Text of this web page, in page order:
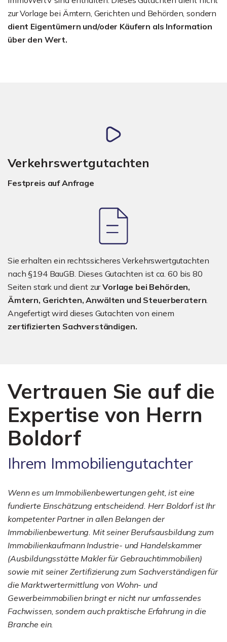
zur Vorlage bei Ämtern, Gerichten und Behörden, sondern
dient Eigentümern und/oder Käufern als Information
über den Wert.
Verkehrswertgutachten
Festpreis auf Anfrage
Sie erhalten ein rechtssicheres Verkehrswertgutachten
nach §194 BauGB. Dieses Gutachten ist ca. 60 bis 80
Seiten stark und dient zurVorlage bei Behörden,
Ämtern, Gerichten, Anwälten und Steuerberatern
Angefertigt wird dieses Gutachten von einem
zertifizierten Sachverständigen.
Vertrauen Sie auf die
Expertise von Herrn
Boldorf
Ihrem Immobiliengutachter
Wenn es um Immobilienbewertungen geht, ist eine
fundierte Einschätzung entscheidend. Herr Boldorf ist Ihr
kompetenter Partner in allen Belangen der
Immobilienbewertung. Mit seiner Berufsausbildung zum
Immobilienkaufmann Industrie- und Handelskammer
(Ausbildungsstätte Makler für Gebrauchtimmobilien)
sowie mit seiner Zertifizierung zum Sachverständigen für
die Marktwertermittlung von Wohn- und
Gewerbeimmobilien bringt er nicht nur umfassendes
Fachwissen, sondern auch praktische Erfahrung in die
Branche ein.